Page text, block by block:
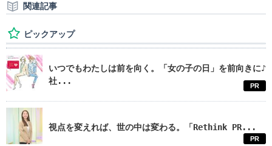
関連記事
ピックアップ
いつでもわたしは前を向く。「女の子の日」を前向きに♪
社...
PR
視点を変えれば、世の中は変わる。「Rethink PR...
PR